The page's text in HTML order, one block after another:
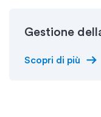
Gestione
Scopri di più arrow_right_alt